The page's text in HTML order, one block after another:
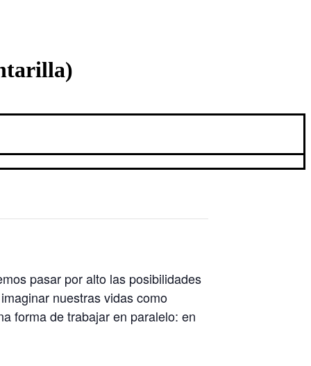
pasar por alto las posibilidades
nuestras vidas como
forma de trabajar en paralelo: en